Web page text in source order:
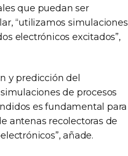
que puedan ser
“utilizamos simulaciones
electrónicos excitados”,
y predicción del
de procesos
es fundamental para
antenas recolectoras de
añade.